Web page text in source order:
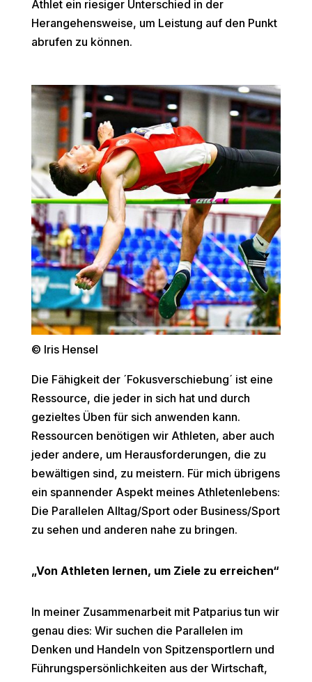
Athlet ein riesiger Unterschied in der
Herangehensweise, um Leistung auf den Punkt
abrufen zu können.
© Iris Hensel
Die Fähigkeit der ´Fokusverschiebung´ ist eine
Ressource, die jeder in sich hat und durch
gezieltes Üben für sich anwenden kann.
Ressourcen benötigen wir Athleten, aber auch
jeder andere, um Herausforderungen, die zu
bewältigen sind, zu meistern. Für mich übrigens
ein spannender Aspekt meines Athletenlebens:
Die Parallelen Alltag/Sport oder Business/Sport
zu sehen und anderen nahe zu bringen.
„Von Athleten lernen, um Ziele zu erreichen“
In meiner Zusammenarbeit mit Patparius tun wir
genau dies: Wir suchen die Parallelen im
Denken und Handeln von Spitzensportlern und
Führungspersönlichkeiten aus der Wirtschaft,